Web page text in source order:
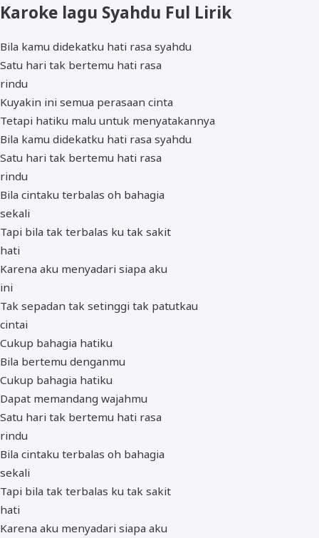
Karoke lagu Syahdu Ful Lirik
Bila kamu didekatku hati rasa syahdu
Satu hari tak bertemu hati rasa
rindu
Kuyakin ini semua perasaan cinta
Tetapi hatiku malu untuk menyatakannya
Bila kamu didekatku hati rasa syahdu
Satu hari tak bertemu hati rasa
rindu
Bila cintaku terbalas oh bahagia
sekali
Tapi bila tak terbalas ku tak sakit
hati
Karena aku menyadari siapa aku
ini
Tak sepadan tak setinggi tak patutkau
cintai
Cukup bahagia hatiku
Bila bertemu denganmu
Cukup bahagia hatiku
Dapat memandang wajahmu
Satu hari tak bertemu hati rasa
rindu
Bila cintaku terbalas oh bahagia
sekali
Tapi bila tak terbalas ku tak sakit
hati
Karena aku menyadari siapa aku